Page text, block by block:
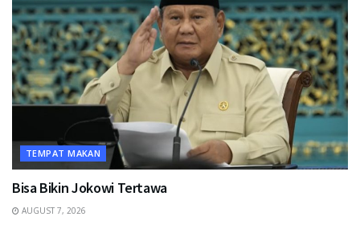
TEMPAT MAKAN
Bisa Bikin Jokowi Tertawa
AUGUST 7, 2026